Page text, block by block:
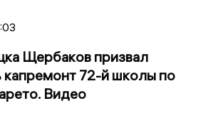
Щербаков призвал
капремонт 72-й школы по
Видео